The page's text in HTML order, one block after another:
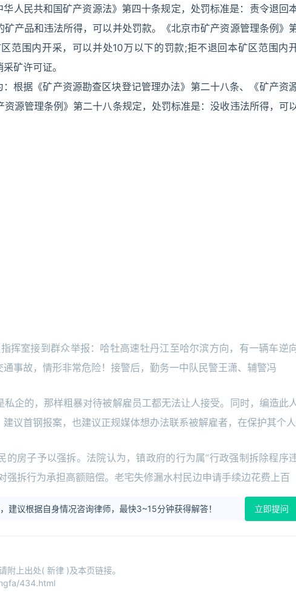
人民共和国矿产资源法》第四十条规定，处罚标准是：责令退回
产品和违法所得，可以并处罚款。《北京市矿产资源管理条例》
范围内开采，可以并处10万以下的罚款;拒不退回本矿区范围内
矿许可证。
根据《矿产资源勘查区块登记管理办法》第二十八条、《矿产资
源管理条例》第二十八条规定，处罚标准是：没收违法所得，可
挥室接到群众举报：哈牡高速牡丹江至哈尔滨方向，有一辆车逆
事故，情形非常危险！接警后，勤务一中队民警王潇、辅警冯
企的，那样粗暴对待被解雇员工都无法让人接受。同时，编造此
议首钢报案，也建议正规媒体想办法联系被解雇者，在保护其个人
房子予以强拆。法院认为，镇政府的行为属“行政强制拆除程序
强拆行为承担高额赔偿。老宅失修漏水村民边申请手续边花费上百
建议根据自身情况咨询律师，最快3~15分钟获得解答！ 立即提问
附上出处( 新律 )及本页链接。
434.html